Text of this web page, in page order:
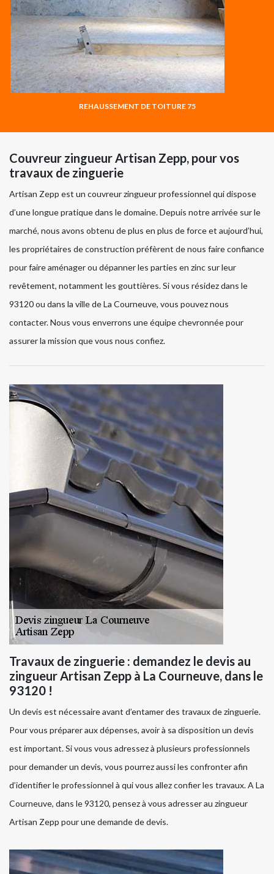
REHAUSSEMENT DE TOITURE 75
Couvreur zingueur Artisan Zepp, pour vos
travaux de zinguerie
Artisan Zepp est un couvreur zingueur professionnel qui dispose
d’une longue pratique dans le domaine. Depuis notre arrivée sur le
marché, nous avons obtenu de plus en plus de force et aujourd’hui,
les propriétaires de construction préfèrent de nous faire confiance
pour faire aménager ou dépanner les parties en zinc sur leur
revêtement, notamment les gouttières. Si vous résidez dans le
93120 ou dans la ville de La Courneuve, vous pouvez nous
contacter. Nous vous enverrons une équipe chevronnée pour
assurer la mission que vous nous confiez.
Travaux de zinguerie : demandez le devis au
zingueur Artisan Zepp à La Courneuve, dans le
93120 !
Un devis est nécessaire avant d’entamer des travaux de zinguerie.
Pour vous préparer aux dépenses, avoir à sa disposition un devis
est important. Si vous vous adressez à plusieurs professionnels
pour demander un devis, vous pourrez aussi les confronter afin
d’identifier le professionnel à qui vous allez confier les travaux. A La
Courneuve, dans le 93120, pensez à vous adresser au zingueur
Artisan Zepp pour une demande de devis.